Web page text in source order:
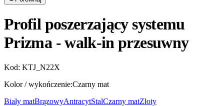
Profil poszerzający systemu
Prizma - walk-in przesuwny
Kod: KTJ_N22X
Kolor / wykończenie:Czarny mat
Biały matBrązowyAntracytStalCzarny matZłoty